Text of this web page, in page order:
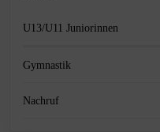
U13/U11 Juniorinnen
Gymnastik
Nachruf